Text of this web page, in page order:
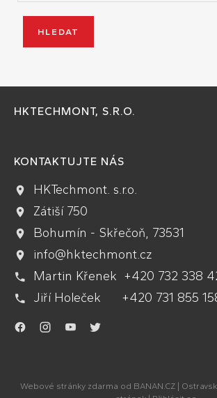
HKTECHMONT, S.R.O.
KONTAKTUJTE NÁS
HKTechmont. s.r.o.
Zátiší 750
Bohumín - Skřečoň, 73531
info@hktechmont.cz
Martin Křenek +420 732 338
Jiří Holeček +420 731 855
Webové stránky zdarma od BANAN.CZ|